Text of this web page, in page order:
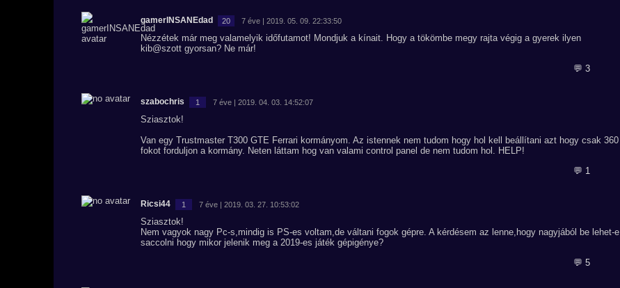
gamerINSANEdad 20 7 éve | 2019. 05. 09. 22:33:50
Nézzétek már meg valamelyik időfutamot! Mondjuk a kínait. Hogy a tökömbe megy rajta végig a gyerek ilyen
kib@szott gyorsan? Ne már!
💬 3
szabochris 1 7 éve | 2019. 04. 03. 14:52:07
Sziasztok!
Van egy Trustmaster T300 GTE Ferrari kormányom. Az istennek nem tudom hogy hol kell beállítani azt hogy csak 360
fokot forduljon a kormány. Neten láttam hog van valami control panel de nem tudom hol. HELP!
💬 1
Ricsi44 1 7 éve | 2019. 03. 27. 10:53:02
Sziasztok!
Nem vagyok nagy Pc-s,mindig is PS-es voltam,de váltani fogok gépre. A kérdésem az lenne,hogy nagyjából be lehet-e
saccolni hogy mikor jelenik meg a 2019-es játék gépigénye?
💬 5